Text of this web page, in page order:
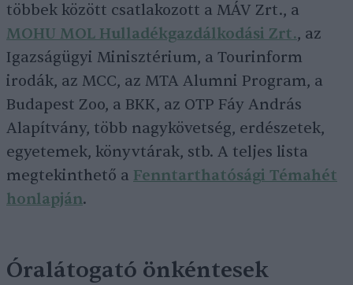
többek között csatlakozott a MÁV Zrt., a
MOHU MOL Hulladékgazdálkodási Zrt., az
Igazságügyi Minisztérium, a Tourinform
irodák, az MCC, az MTA Alumni Program, a
Budapest Zoo, a BKK, az OTP Fáy András
Alapítvány, több nagykövetség, erdészetek,
egyetemek, könyvtárak, stb. A teljes lista
megtekinthető a Fenntarthatósági Témahét
honlapján.
Óralátogató önkéntesek